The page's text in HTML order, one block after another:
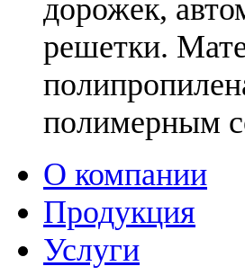
дорожек,
решетки.
полимерным
О компании
Продукция
Услуги